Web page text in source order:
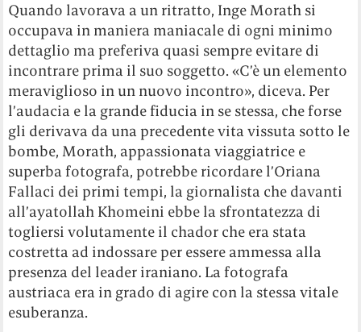
Quando lavorava a un ritratto, Inge Morath si
occupava in maniera maniacale di ogni minimo
dettaglio ma preferiva quasi sempre evitare di
incontrare prima il suo soggetto. «C’è un elemento
meraviglioso in un nuovo incontro», diceva. Per
l’audacia e la grande fiducia in se stessa, che forse
gli derivava da una precedente vita vissuta sotto le
bombe, Morath, appassionata viaggiatrice e
superba fotografa, potrebbe ricordare l’Oriana
Fallaci dei primi tempi, la giornalista che davanti
all’ayatollah Khomeini ebbe la sfrontatezza di
togliersi volutamente il chador che era stata
costretta ad indossare per essere ammessa alla
presenza del leader iraniano. La fotografa
austriaca era in grado di agire con la stessa vitale
esuberanza.